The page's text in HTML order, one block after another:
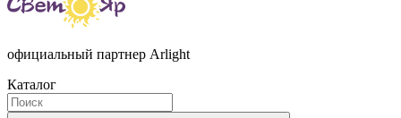
официальный партнер Arlight
Каталог